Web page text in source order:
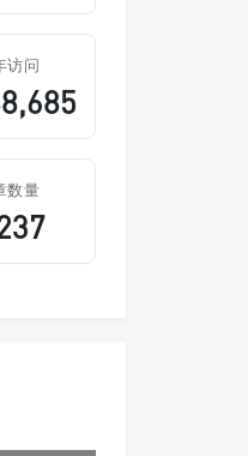
访问
数量